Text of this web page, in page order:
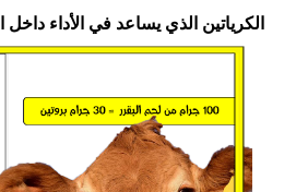
الكرياتينالذي يساعد في الأداء داخل